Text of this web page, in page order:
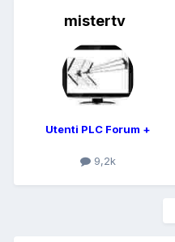
mistertv
Utenti PLC Forum +
9,2k